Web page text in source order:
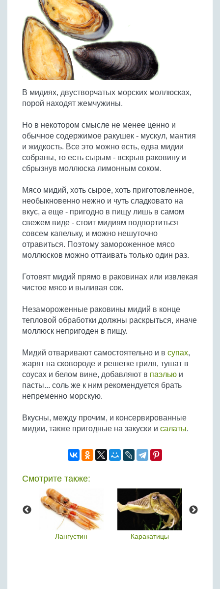
Из яиц и другие
Холодные супы
Супы-пюре
Молочные супы
Сладкие супы
Отварное мясо
Запеченное мясо
Тушеное мясо
Из мясного фарша
Из субпродуктов
Жареная рыба
Отварная и паровая
Запеченная рыба
Тушеная рыба
Из рыбного фарша
Морепродукты
Суши и роллы
Вся птица
Жареная птица
Отварная птица
Запеченная птица
Тушеная птица
Из фарша птицы
Овощи
Все овощи
Жареные овощи
Отварные овощи
Запеченные овощи
Выпечка
Вся выпечка
Торты и пирожные
Пироги и пирожки
Кексы и маффины
Печенье и булочки
Блины и оладьи
Пиццы
Кремы
Соусы
Все соусы
Соусы к мясу
Соусы к овощам
Другие соусы
Все напитки
Безалкогольные напитки
Заготовки
Все заготовки
Ягоды и фрукты
Овощи
Грибы
Другие заготовки
Десерты
Конфеты и сладости
Десерты
Ещё...
Макароны
Грибы
Бобовые
Яйца
Крупы
В мидиях, двустворчатых морских моллюсках,
порой находят жемчужины.
Но в некотором смысле не менее ценно и
обычное содержимое ракушек - мускул, мантия
и жидкость. Все это можно есть, едва мидии
собраны, то есть сырым - вскрыв раковину и
сбрызнув моллюска лимонным соком.
Мясо мидий, хоть сырое, хоть приготовленное,
необыкновенно нежно и чуть сладковато на
вкус, а еще - пригодно в пищу лишь в самом
свежем виде - стоит мидиям подпортиться
совсем капельку, и можно нешуточно
отравиться. Поэтому замороженное мясо
моллюсков можно оттаивать только один раз.
Готовят мидий прямо в раковинах или извлекая
чистое мясо и выливая сок.
Незамороженные раковины мидий в конце
тепловой обработки должны раскрыться, иначе
моллюск непригоден в пищу.
Мидий отваривают самостоятельно и в супах,
жарят на сковороде и решетке гриля, тушат в
соусах и белом вине, добавляют в паэлью и
пасты... соль же к ним рекомендуется брать
непременно морскую.
Вкусны, между прочим, и консервированные
мидии, также пригодные на закуски и салаты.
Смотрите также:
Лангустин Каракатицы